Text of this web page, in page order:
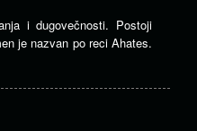
i dugovečnosti. Postoji
je nazvan po reci Ahates.